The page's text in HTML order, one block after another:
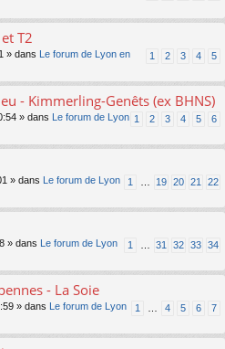
T2
1 2 3 4 5
» dans
Le forum de Lyon en
- Kimmerling-Genêts (ex BHNS)
1 2 3 4 5 6
» dans
Le forum de Lyon
1 19 20 21 22
» dans
Le forum de Lyon
1 31 32 33 34
» dans
Le forum de Lyon
- La Soie
1 4 5 6 7
» dans
Le forum de Lyon